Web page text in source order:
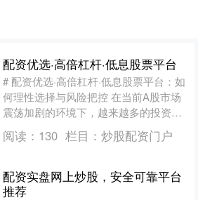
配资优选·高倍杠杆·低息股票平台
# 配资优选·高倍杠杆·低息股票平台：如
何理性选择与风险把控 在当前A股市场
震荡加剧的环境下，越来越多的投资者
开始关注“配资优选·高倍杠杆·低息股票
平台”这一关....
阅读： 130 栏目： 炒股配资门户
配资实盘网上炒股，安全可靠平台
推荐